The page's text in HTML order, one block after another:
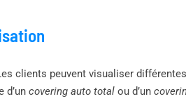
clients peuvent visualiser
d’un covering auto total ou d’un